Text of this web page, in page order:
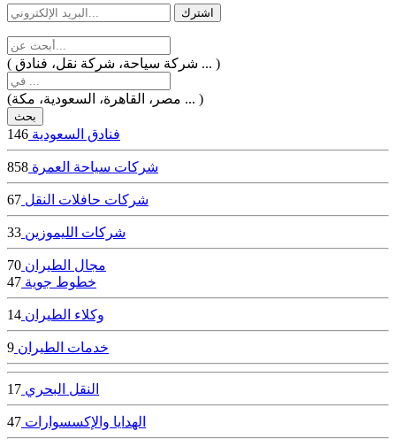
livedealercasino.online
( شركة سياحة، شركة نقل، فنادق ... )
(مصر، القاهرة، السعودية، مكة ... )
فنادق السعودية 146
شركات سياحة العمرة 858
شركات حافلات النقل 67
شركات الليموزين 33
مجال الطيران 70
خطوط جوية 47
وكلاء الطيران 14
خدمات الطيران 9
النقل البحري 17
الهدايا والإكسسوارات 47